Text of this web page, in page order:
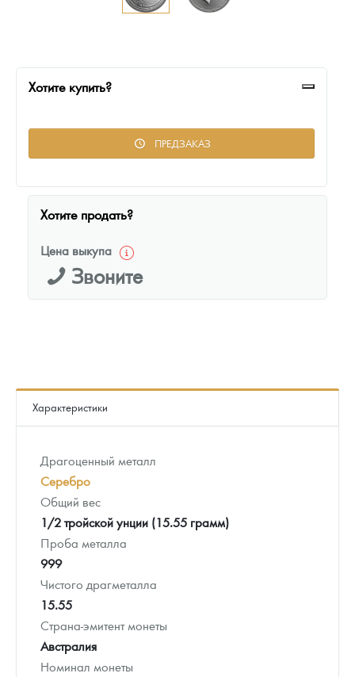
Хотите купить?
ПРЕДЗАКАЗ
Хотите продать?
Цена выкупа
Звоните
Характеристики
Драгоценный металл
Серебро
Общий вес
1/2 тройской унции (15.55 грамм)
Проба металла
999
Чистого драгметалла
15.55
Страна-эмитент монеты
Австралия
Номинал монеты